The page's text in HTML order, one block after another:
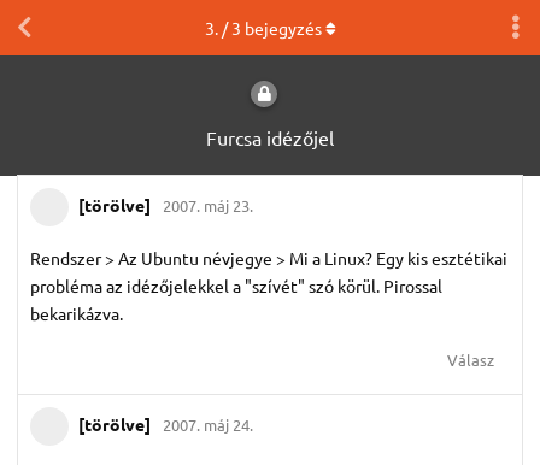
Furcsa idézőjel
3. /3 bejegyzés
[törölve] 2007. máj 23.
Rendszer > Az Ubuntu névjegye > Mi a Linux? Egy kis esztétikai
probléma az idézőjelekkel a "szívét" szó körül. Pirossal
bekarikázva.
Válasz
[törölve] 2007. máj 24.